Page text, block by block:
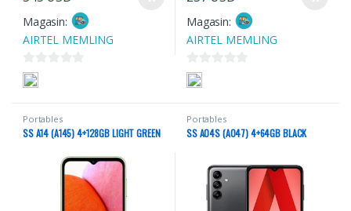
Magasin:
AIRTEL MEMLING
0
s
r
Magasin:
AIRTEL MEMLING
0
s
r
Portables
SS A14 (A145) 4+128GB LIGHT GREEN
Portables
SS A04S (A047) 4+64GB BLACK